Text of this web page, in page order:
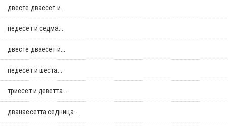
двестe дваесет и...
педесет и седма...
двестe дваесет и...
педесет и шеста...
триесет и деветта...
дванаесетта седница -...